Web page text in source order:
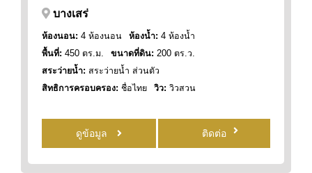
บางเสร่
ห้องนอน: 4 ห้องนอน ห้องน้ำ: 4 ห้องน้ำ
พื้นที่: 450 ตร.ม. ขนาดที่ดิน: 200 ตร.ว.
สระว่ายน้ำ: สระว่ายน้ำ ส่วนตัว
สิทธิการครอบครอง: ชื่อไทย วิว: วิวสวน
ดูข้อมูล ติดต่อ